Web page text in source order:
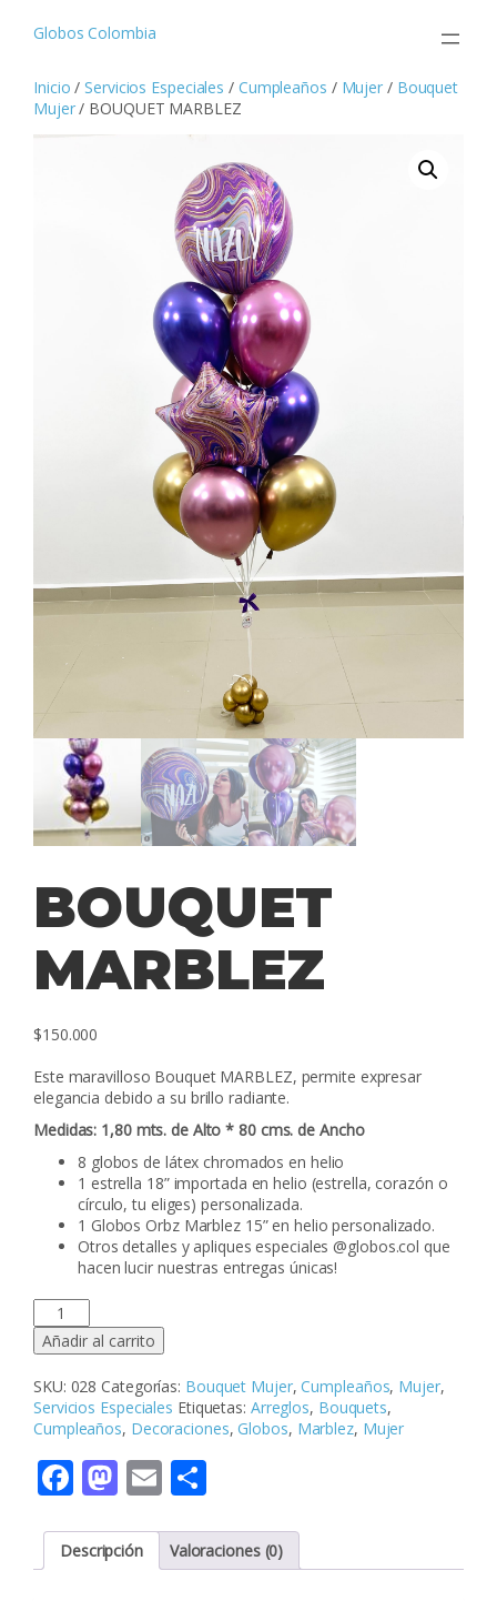
Globos Colombia
Inicio /Servicios Especiales / Cumpleaños / Mujer / Bouquet
Mujer/ BOUQUET MARBLEZ
BOUQUET
MARBLEZ
$150.000
Este maravilloso Bouquet MARBLEZ, permite expresar
elegancia debido a su brillo radiante.
Medidas: 1,80 mts. de Alto * 80 cms. de Ancho
8 globos de látex chromados en helio
1 estrella 18” importada en helio (estrella, corazón o
círculo, tu eliges) personalizada.
1 Globos Orbz Marblez 15” en helio personalizado.
Otros detalles y apliques especiales @globos.col que
hacen lucir nuestras entregas únicas!
BOUQUET
MARBLEZ
cantidad
Añadir al carrito
SKU: 028 Categorías: Bouquet Mujer,Cumpleaños, Mujer,
Servicios Especiales Etiquetas: Arreglos, Bouquets,
Cumpleaños, Decoraciones, Globos, Marblez, Mujer
Facebook
Mastodon
Email
Descripción Valoraciones (0)